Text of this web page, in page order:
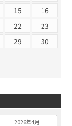
15
16
22
23
29
30
2026年4月